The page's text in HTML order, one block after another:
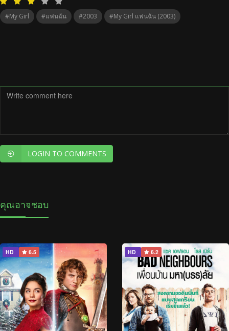
#My Girl #แฟนฉัน #2003 #My Girl แฟนฉัน (2003)
LOGIN TO COMMENTS
คุณอาจชอบ
HD 6.5 HD 6.2